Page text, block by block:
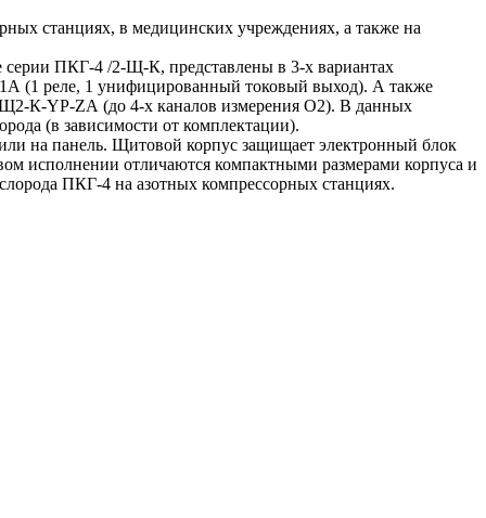
станциях, в медицинских учреждениях, а также на
серии ПКГ-4 /2-Щ-К, представлены в 3-х вариантах
реле, 1 унифицированный токовый выход). А также
Щ2-К-YР-ZА (до 4-х каналов измерения О2). В данных
(в зависимости от комплектации).
на панель. Щитовой корпус защищает электронный блок
исполнении отличаются компактными размерами корпуса и
ПКГ-4 на азотных компрессорных станциях.